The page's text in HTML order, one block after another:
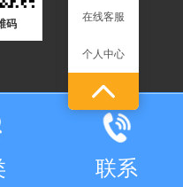
码
国家知识产权局
知在线（北京）知识产权运营有
联系
在线客服
个人中心